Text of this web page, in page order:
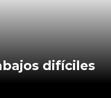
difíciles